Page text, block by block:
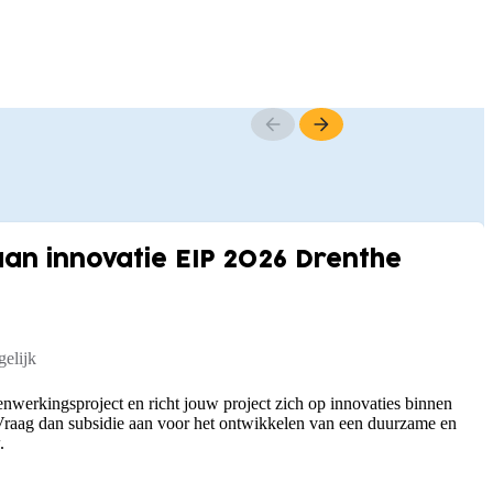
innovatie EIP 2026 Drenthe
en richt jouw project zich op innovaties binnen
dan subsidie aan voor het ontwikkelen van een duurzame en